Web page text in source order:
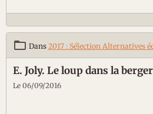
Dans 2017 : Sélection Alternatives
E. Joly. Le loup dans la
Le 06/09/2016